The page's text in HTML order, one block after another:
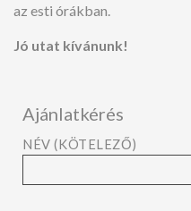
az esti órákban.
Jó utat kívánunk!
Ajánlatkérés
NÉV (KÖTELEZŐ)